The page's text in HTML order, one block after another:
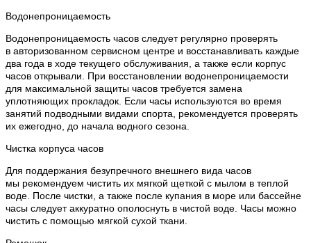
Водонепроницаемость
Водонепроницаемость часов следует регулярно проверять
в авторизованном сервисном центре и восстанавливать каждые
два года в ходе текущего обслуживания, а также если корпус
часов открывали. При восстановлении водонепроницаемости
для максимальной защиты часов требуется замена
уплотняющих прокладок. Если часы используются во время
занятий подводными видами спорта, рекомендуется проверять
их ежегодно, до начала водного сезона.
Чистка корпуса часов
Для поддержания безупречного внешнего вида часов
мы рекомендуем чистить их мягкой щеткой с мылом в теплой
воде. После чистки, а также после купания в море или бассейне
часы следует аккуратно ополоснуть в чистой воде. Часы можно
чистить с помощью мягкой сухой ткани.